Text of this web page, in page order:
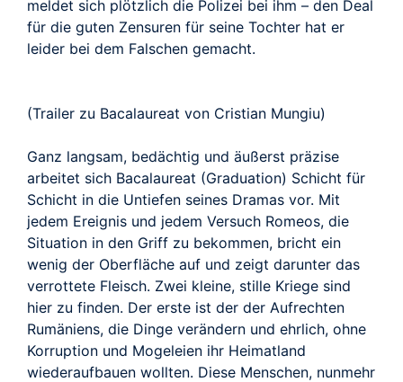
meldet sich plötzlich die Polizei bei ihm – den Deal
für die guten Zensuren für seine Tochter hat er
leider bei dem Falschen gemacht.
(Trailer zu Bacalaureat von Cristian Mungiu)
Ganz langsam, bedächtig und äußerst präzise
arbeitet sich Bacalaureat (Graduation) Schicht für
Schicht in die Untiefen seines Dramas vor. Mit
jedem Ereignis und jedem Versuch Romeos, die
Situation in den Griff zu bekommen, bricht ein
wenig der Oberfläche auf und zeigt darunter das
verrottete Fleisch. Zwei kleine, stille Kriege sind
hier zu finden. Der erste ist der der Aufrechten
Rumäniens, die Dinge verändern und ehrlich, ohne
Korruption und Mogeleien ihr Heimatland
wiederaufbauen wollten. Diese Menschen, nunmehr